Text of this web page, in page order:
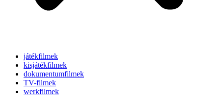
játékfilmek
kisjátékfilmek
dokumentumfilmek
TV-filmek
werkfilmek